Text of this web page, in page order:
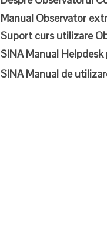
Manual Observator
Suport curs utilizare
SINA Manual
SINA Manual de